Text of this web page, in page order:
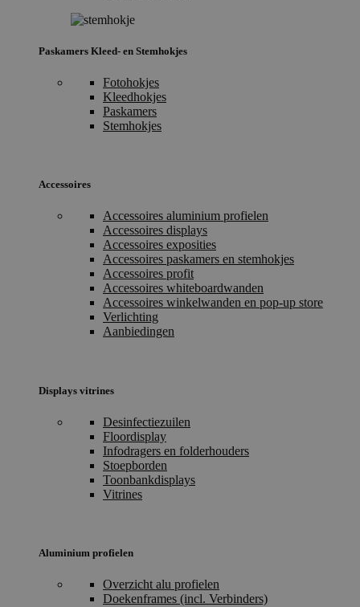
Paskamers Kleed- en Stemhokjes
Fotohokjes
Kleedhokjes
Paskamers
Stemhokjes
Accessoires
Accessoires aluminium profielen
Accessoires displays
Accessoires exposities
Accessoires paskamers en stemhokjes
Accessoires profit
Accessoires whiteboardwanden
Accessoires winkelwanden en pop-up store
Verlichting
Aanbiedingen
Displays vitrines
Desinfectiezuilen
Floordisplay
Infodragers en folderhouders
Stoepborden
Toonbankdisplays
Vitrines
Aluminium profielen
Overzicht alu profielen
Doekenframes (incl. Verbinders)